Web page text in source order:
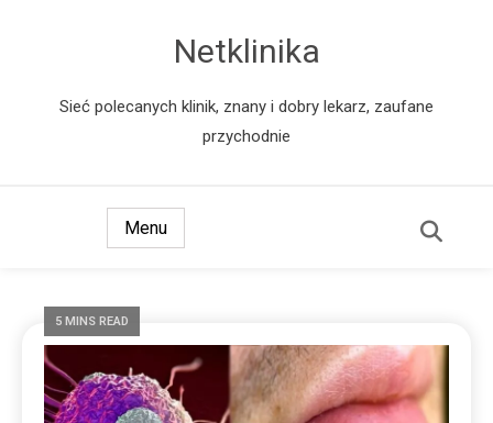
Netklinika
Sieć polecanych klinik, znany i dobry lekarz, zaufane
przychodnie
Menu
5 MINS READ